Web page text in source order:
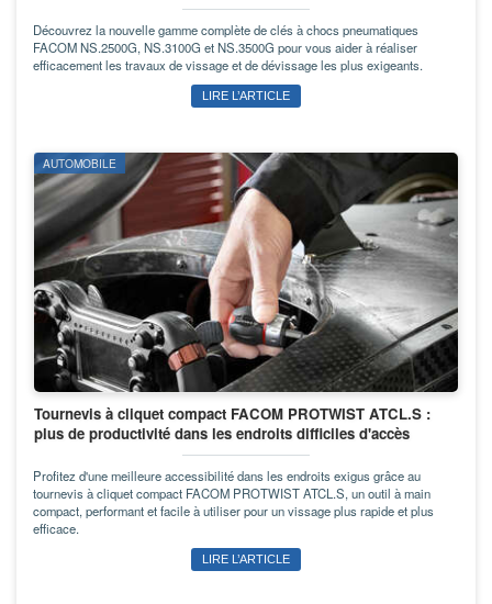
Découvrez la nouvelle gamme complète de clés à chocs pneumatiques
FACOM NS.2500G, NS.3100G et NS.3500G pour vous aider à réaliser
efficacement les travaux de vissage et de dévissage les plus exigeants.
LIRE L’ARTICLE
AUTOMOBILE
Tournevis à cliquet compact FACOM PROTWIST ATCL.S :
plus de productivité dans les endroits difficiles d'accès
Profitez d'une meilleure accessibilité dans les endroits exigus grâce au
tournevis à cliquet compact FACOM PROTWIST ATCL.S, un outil à main
compact, performant et facile à utiliser pour un vissage plus rapide et plus
efficace.
LIRE L’ARTICLE